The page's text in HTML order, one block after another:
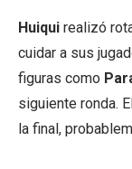
Huiqui realizó
cuidar a sus
figuras como
siguiente ronda.
la final,